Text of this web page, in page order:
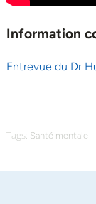
Information
Entrevue du Dr
Tags: Santé mentale